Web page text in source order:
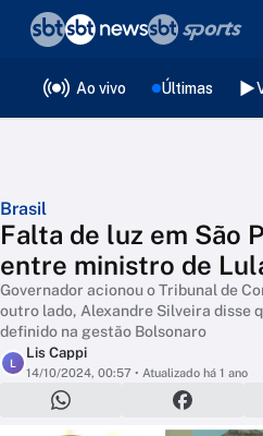
Ao vivo Últimas
Brasil
Falta de luz em São
entre ministro de
Governador acionou o Tribunal de
outro lado, Alexandre Silveira disse
definido na gestão Bolsonaro
L
Lis Cappi
14/10/2024, 00:57 • Atualizado há 1 ano
❮voltar
Editorias